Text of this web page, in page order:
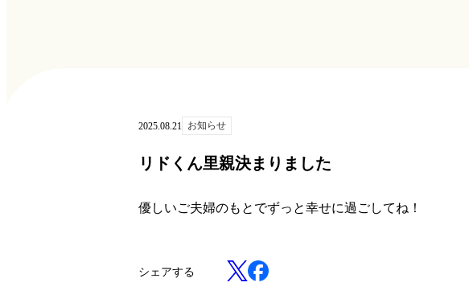
2025.08.21 お知らせ
リドくん里親決まりました
優しいご夫婦のもとでずっと幸せに過ごしてね！
シェアする